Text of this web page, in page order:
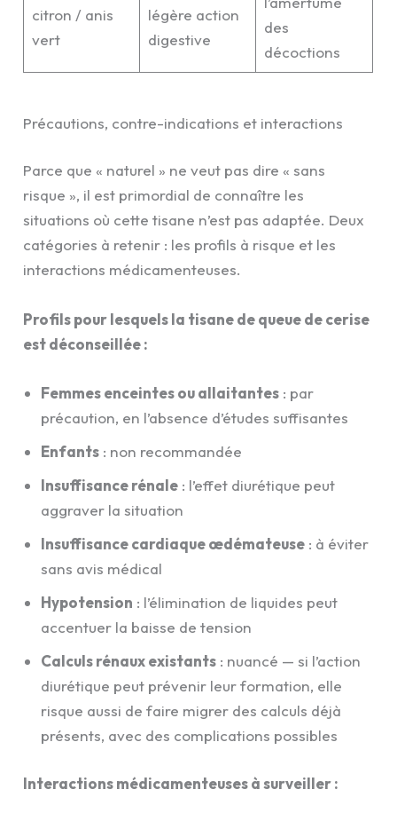
citron / anis
vert
légère action
digestive
des
décoctions
Précautions, contre-indications et interactions
Parce que « naturel » ne veut pas dire « sans
risque », il est primordial de connaître les
situations où cette tisane n’est pas adaptée. Deux
catégories à retenir : les profils à risque et les
interactions médicamenteuses.
Profils pour lesquels la tisane de queue de cerise
est déconseillée :
Femmes enceintes ou allaitantes : par
précaution, en l’absence d’études suffisantes
Enfants : non recommandée
Insuffisance rénale : l’effet diurétique peut
aggraver la situation
Insuffisance cardiaque œdémateuse : à éviter
sans avis médical
Hypotension : l’élimination de liquides peut
accentuer la baisse de tension
Calculs rénaux existants : nuancé — si l’action
diurétique peut prévenir leur formation, elle
risque aussi de faire migrer des calculs déjà
présents, avec des complications possibles
Interactions médicamenteuses à surveiller :